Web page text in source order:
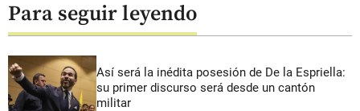
Para seguir leyendo
Así será la inédita posesión de De la Espriella:
su primer discurso será desde un cantón
militar